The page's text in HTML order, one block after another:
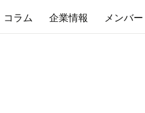
コラム 企業情報 メンバー